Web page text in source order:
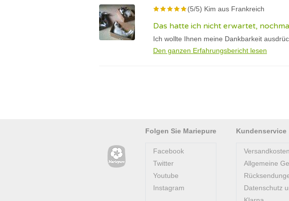
(5/5) Kim aus Frankreich
Das hatte ich nicht erwartet,
Ich wollte Ihnen meine Dankbarkeit
Den ganzen Erfahrungsbericht lesen
Folgen Sie Mariepure
Facebook
Twitter
Youtube
Instagram
Kundenservice
Allgemeine
Datenschutz